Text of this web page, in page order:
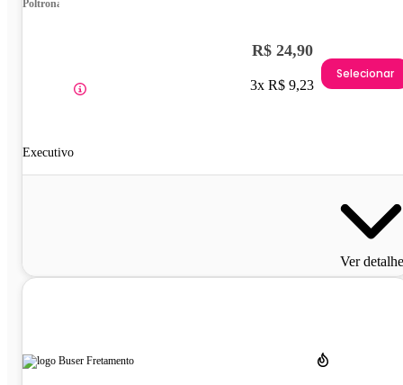
Poltrona
Executivo
R$ 24,90
3x R$ 9,23
Selecionar
Ver